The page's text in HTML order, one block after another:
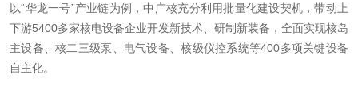
以“华龙一号”产业链为例，中广核充分利用批量化建设契机，带动上
下游5400多家核电设备企业开发新技术、研制新装备，全面实现核岛
主设备、核二三级泵、电气设备、核级仪控系统等400多项关键设备
自主化。